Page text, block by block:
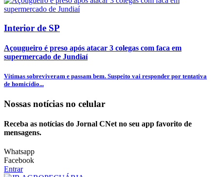
Interior de SP
Açougueiro é preso após atacar 3 colegas com faca em
supermercado de Jundiaí
Vítimas sobreviveram e passam bem. Suspeito vai responder por tentativa
de homicídio...
Nossas notícias no celular
Receba as notícias do Jornal CNet no seu app favorito de
mensagens.
Whatsapp
Facebook
Entrar